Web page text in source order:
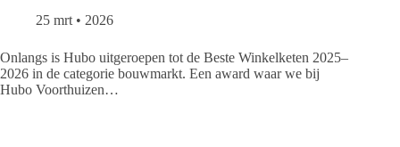
25 mrt • 2026
Onlangs is Hubo uitgeroepen tot de Beste Winkelketen 2025–
2026 in de categorie bouwmarkt. Een award waar we bij
Hubo Voorthuizen…